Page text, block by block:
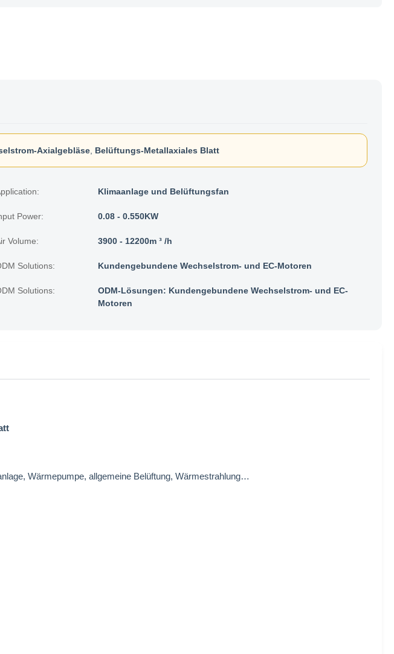
Axialgebläse Belüftungs-Metallaxiales Blatt
Klimaanlage und Belüftungsfan
Power: 0.08 - 0.550KW
Volume: 3900 - 12200m ³ /h
Solutions: Kundengebundene Wechselstrom- und EC-Motoren
Solutions:
ODM-Lösungen: Kundengebundene Wechselstrom- und EC-
Motoren
Wärmepumpe, allgemeine Belüftung, Wärmestrahlung…